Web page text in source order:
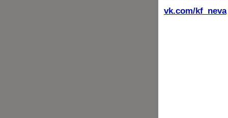
vk.com/kf_neva